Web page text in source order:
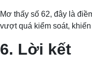
Mơ thấy số 62, đây là
vượt quá kiểm soát,
6. Lời kết